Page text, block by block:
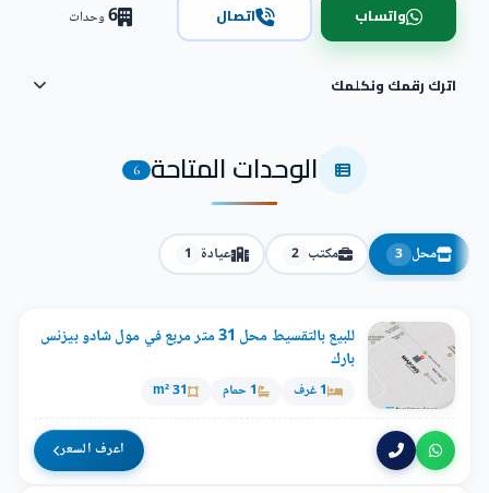
واتساب اتصال 6وحدات
اترك رقمك ونكلمك
الوحدات المتاحة 6
محل 3 مكتب 2 عيادة 1
للبيع بالتقسيط محل 31 متر مربع في مول شادو بيزنس
بارك
1 غرف 1 حمام 31 m²
اعرف السعر